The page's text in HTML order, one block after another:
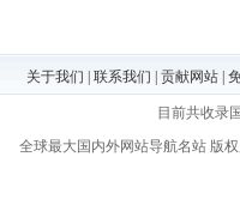
关于我们 联系我们 贡献网站
目前共收录
全球最大国内外网站导航名站版权